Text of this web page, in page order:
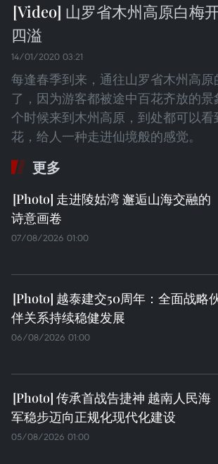
山罗省木州高原白梅
四溢
14/01/2020 03:21
每逢春季到来，通往山罗省木州高原
了，因为游客都被途中百花齐放的
个时候来到木州高原，到处都可以
花，给人一种走进仙境般的感觉。
更多
走进陵姑湾 邂逅山海交融的
诗意画卷
07/08/2026 01:00
越泰建交50周年：全面战略
伴关系持续稳健发展
06/08/2026 01:00
传承首战告捷神 越南人民海
军稳步迈向正规化现代化建设
05/08/2026 01:00